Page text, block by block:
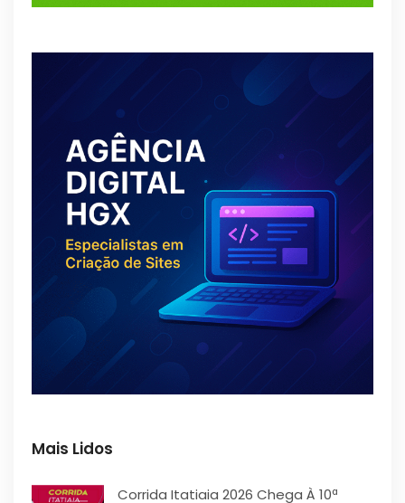
Mais Lidos
Corrida Itatiaia 2026 Chega À 10ª